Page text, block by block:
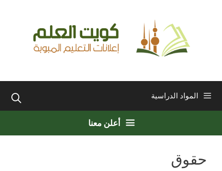
المواد الدراسية
أعلن معنا
حقوق